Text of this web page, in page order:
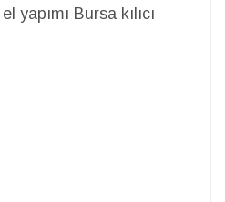
yapımı Bursa kılıcı